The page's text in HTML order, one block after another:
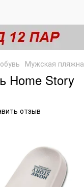
Мужская
Home Story
отзыв